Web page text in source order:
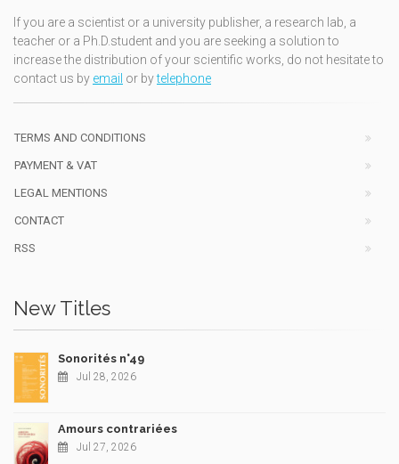
If you are a scientist or a university publisher, a research lab, a
teacher or a Ph.D.student and you are seeking a solution to
increase the distribution of your scientific works, do not hesitate to
contact us by email or bytelephone
TERMS AND CONDITIONS
PAYMENT & VAT
LEGAL MENTIONS
CONTACT
RSS
New Titles
Sonorités n°49
Jul 28, 2026
Amours contrariées
Jul 27, 2026